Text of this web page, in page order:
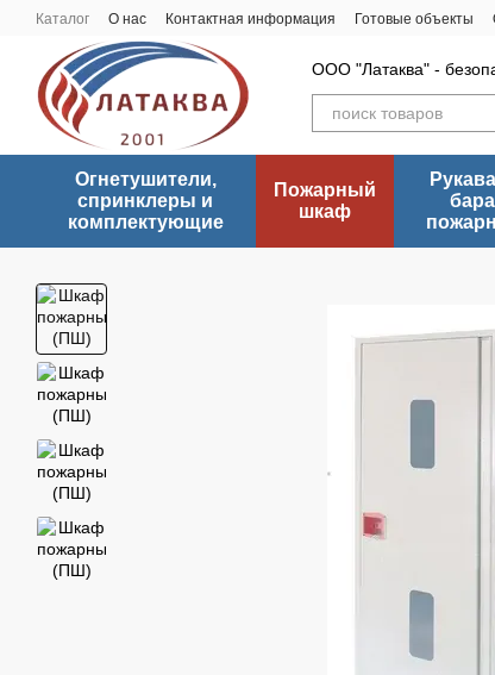
Перейти к основному контенту
Каталог О нас Контактная информация Готовые объекты
ООО "Латаква" -
Огнетушители,
спринклеры и
комплектующие
Пожарный
шкаф